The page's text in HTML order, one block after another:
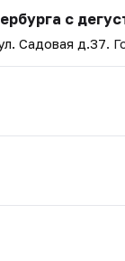
с
Садовая д.37.